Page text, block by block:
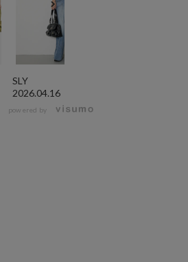
2026.04.16
SLY
powered by